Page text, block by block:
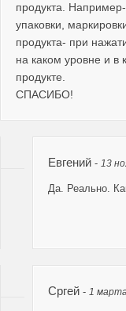
продукта.
упаковки,
продукта- при
на каком уровне и
продукте.
СПАСИБО!
Евгений - 13
Да. Реально.
Сргей - 1